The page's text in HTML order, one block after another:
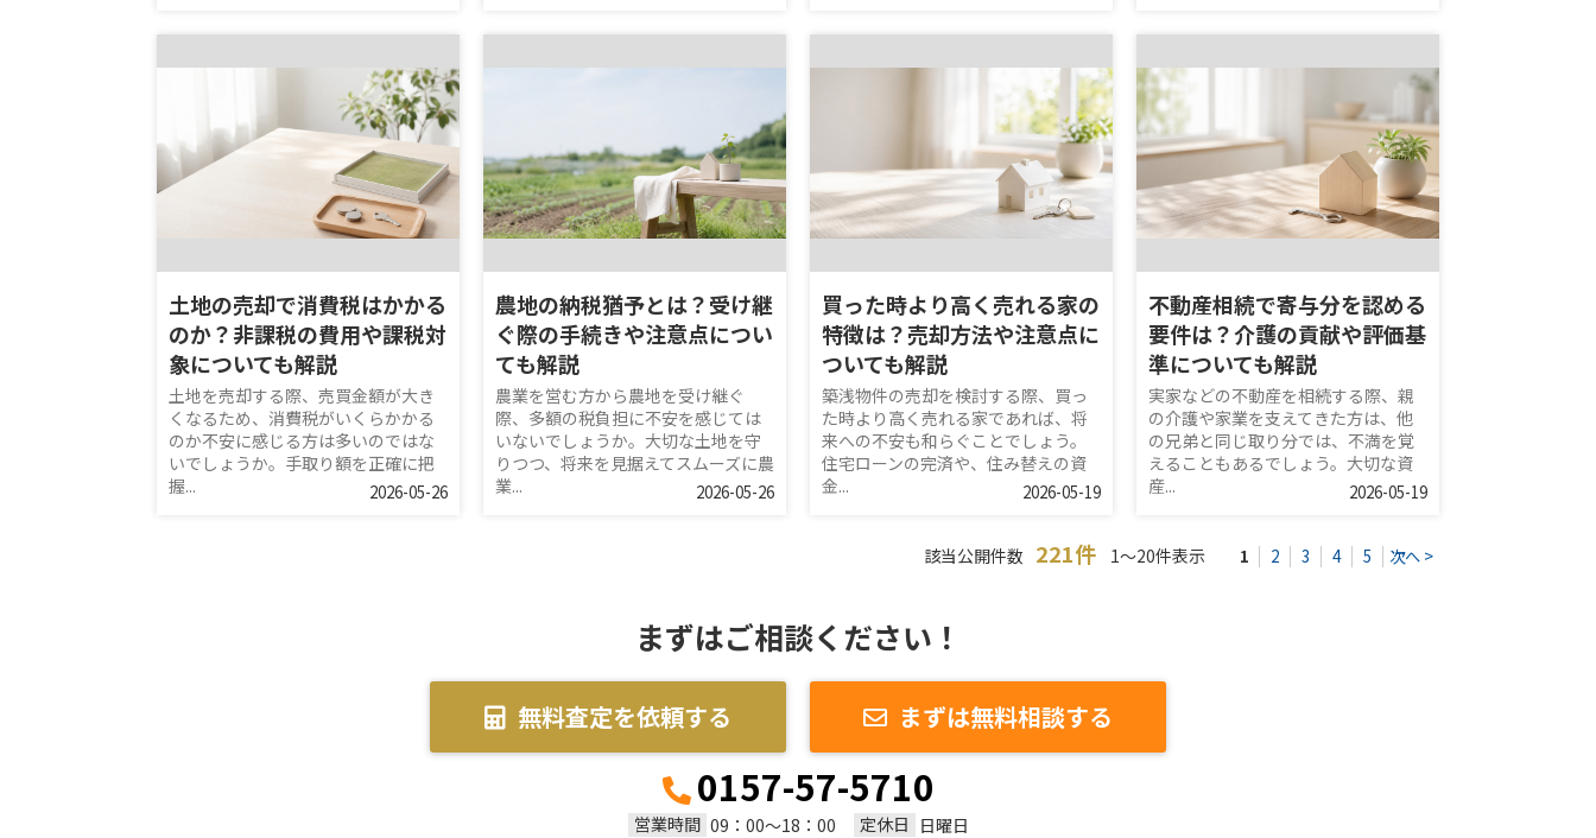
土地の売却で消費税はかかる
のか？非課税の費用や課税対
象についても解説
土地を売却する際、売買金額が大き
くなるため、消費税がいくらかかる
のか不安に感じる方は多いのではな
いでしょうか。手取り額を正確に把
握...
2026-05-26
農地の納税猶予とは？受け継
ぐ際の手続きや注意点につい
ても解説
農業を営む方から農地を受け継ぐ
際、多額の税負担に不安を感じては
いないでしょうか。大切な土地を守
りつつ、将来を見据えてスムーズに農
業...
2026-05-26
買った時より高く売れる家の
特徴は？売却方法や注意点に
ついても解説
築浅物件の売却を検討する際、買っ
た時より高く売れる家であれば、将
来への不安も和らぐことでしょう。
住宅ローンの完済や、住み替えの資
金...
2026-05-19
不動産相続で寄与分を認める
要件は？介護の貢献や評価基
準についても解説
実家などの不動産を相続する際、親
の介護や家業を支えてきた方は、他
の兄弟と同じ取り分では、不満を覚
えることもあるでしょう。大切な資
産...
2026-05-19
該当公開件数 221件 1～20件表示 1 2 3 4 5 次へ >
まずはご相談ください！
無料査定を依頼する まずは無料相談する
0157-57-5710
営業時間 09：00～18：00 定休日 日曜日